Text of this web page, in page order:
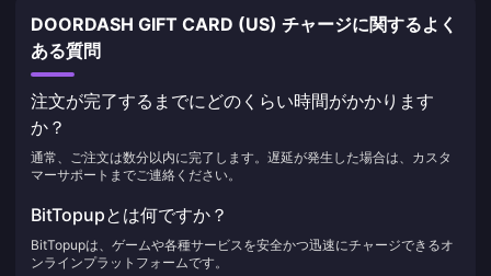
DOORDASH GIFT CARD (US) チャージに関するよく
ある質問
注文が完了するまでにどのくらい時間がかかります
か？
通常、ご注文は数分以内に完了します。遅延が発生した場合は、カスタ
マーサポートまでご連絡ください。
BitTopupとは何ですか？
BitTopupは、ゲームや各種サービスを安全かつ迅速にチャージできるオ
ンラインプラットフォームです。